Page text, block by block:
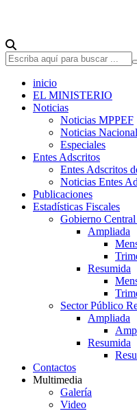
inicio
EL MINISTERIO
Noticias
Noticias MPPEF
Noticias
Especiales
Entes Adscritos
Entes Adscritos
Noticias Entes
Publicaciones
Estadísticas Fiscales
Gobierno
Ampliada
Resumida
Sector Público
Ampliada
Resumida
Contactos
Multimedia
Galería
Video